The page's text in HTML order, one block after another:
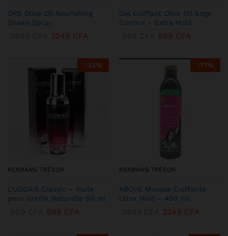
ORS Olive Oil Nourishing
Sheen Spray
2249 CFA
Gel Coiffant Olive Oil Edge
Control – Extra Hold
899 CFA
-33%
KENBANG TRÉSOR
L’UODAIS Classic – Huile
pour Greffe Naturelle 60 ml
899 CFA
-17%
KENBANG TRÉSOR
ABOVE Mousse Coiffante
Ultra Hold – 400 ml
2249 CFA